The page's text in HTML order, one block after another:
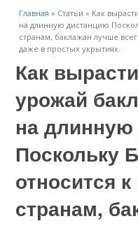
Главная » Статьи » Как
на длинную дистанцию
странам, баклажан лучше
даже в простых укрытиях.
Как
урожай
на
Поскольку
относится
странам,